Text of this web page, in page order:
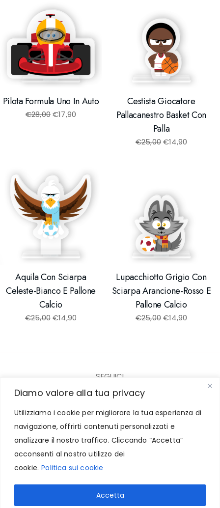
Diamo valore alla tua privacy
Utilizziamo i cookie per migliorare la tua esperienza di
navigazione, offrirti contenuti personalizzati e
analizzare il nostro traffico. Cliccando “Accetta”
acconsenti al nostro utilizzo dei
cookie. Politica sui cookie
Accetta
Pilota Formula Uno In Auto
€28,00€17,90
Cestista Giocatore
Pallacanestro Basket Con
Palla
€25,00€14,90
Aquila Con Sciarpa
Celeste-Bianco E Pallone
Calcio
€25,00€14,90
Lupacchiotto Grigio Con
Sciarpa Arancione-Rosso E
Pallone Calcio
€25,00€14,90
SEGUICI
© 2023-2025 CARICARTURES - P.I. IT07943761218
Contatti-Termini e Condizioni
Powered by :MN WEB